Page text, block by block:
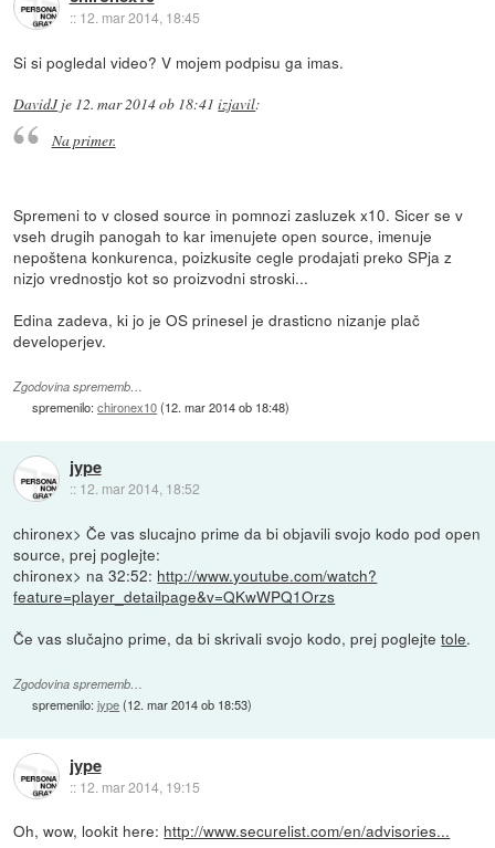
:: 12. mar 2014, 18:45
Si si pogledal video? V mojem podpisu ga imas.
DavidJje 12. mar 2014 ob 18:41 izjavil:
Na primer.
Spremeni to v closed source in pomnozi zasluzek x10. Sicer se v
vseh drugih panogah to kar imenujete open source, imenuje
nepoštena konkurenca, poizkusite cegle prodajati preko SPja z
nizjo vrednostjo kot so proizvodni stroski...
Edina zadeva, ki jo je OS prinesel je drasticno nizanje plač
developerjev.
Zgodovina sprememb…
spremenilo:chironex10(12. mar 2014 ob 18:48)
jype
:: 12. mar 2014, 18:52
chironex> Če vas slucajno prime da bi objavili svojo kodo pod open
source, prej poglejte:
chironex> na 32:52: http://www.youtube.com/watch?
feature=player_detailpage&v=QKwWPQ1Orzs
Če vas slučajno prime, da bi skrivali svojo kodo, prej poglejtetole.
Zgodovina sprememb…
spremenilo:jype(12. mar 2014 ob 18:53)
jype
:: 12. mar 2014, 19:15
Oh, wow, lookit here: http://www.securelist.com/en/advisories...